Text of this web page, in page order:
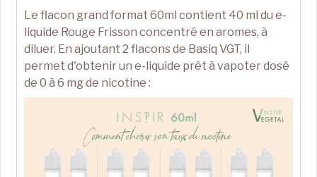
Le flacon grand format 60ml contient 40 ml du e-
liquide Rouge Frisson concentré en aromes, à
diluer. En ajoutant 2 flacons de Basiq VGT, il
permet d'obtenir un e-liquide prêt à vapoter dosé
de 0 à 6 mg de nicotine :